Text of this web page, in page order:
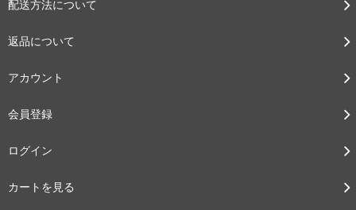
配送方法について
返品について
アカウント
会員登録
ログイン
カートを見る